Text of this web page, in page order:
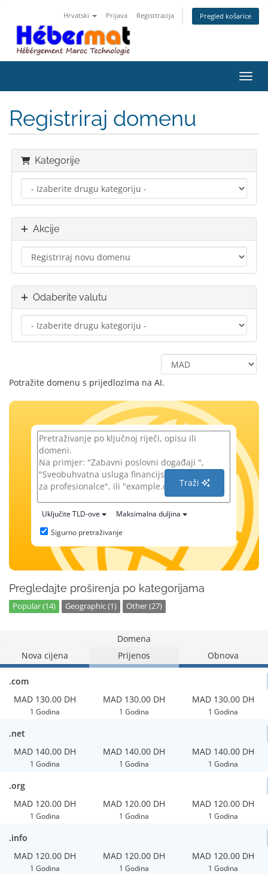
Hrvatski Prijava Registtracija Pregled košarice
Registriraj domenu
Kategorije
Akcije
Odaberite valutu
Potražite domenu s prijedlozima na AI.
Traži
Uključite TLD-ove
Maksimalna duljina
Sigurno pretraživanje
Pregledajte proširenja po kategorijama
Popular (14) Geographic (1) Other (27)
Domena
Nova cijena
Prijenos Obnova
.com
MAD 130.00 DH
1 Godina
MAD 130.00 DH
1 Godina
MAD 130.00 DH
1 Godina
.net
MAD 140.00 DH
1 Godina
MAD 140.00 DH
1 Godina
MAD 140.00 DH
1 Godina
.org
MAD 120.00 DH
1 Godina
MAD 120.00 DH
1 Godina
MAD 120.00 DH
1 Godina
.info
MAD 120.00 DH
1 Godina
MAD 120.00 DH
1 Godina
MAD 120.00 DH
1 Godina